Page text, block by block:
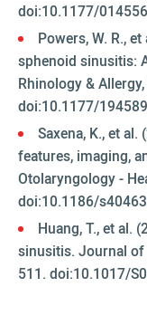
doi:10.1177/
Powers, W. R.,
sphenoid sinusitis:
Rhinology &
doi:10.1177/
Saxena, K., et
features, imaging,
Otolaryngology -
doi:10.1186/
Huang, T., et al.
sinusitis. Journal of
511. doi:10.1017/